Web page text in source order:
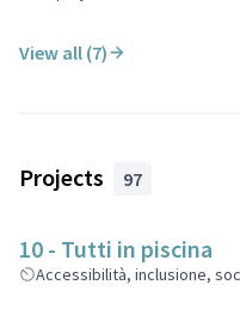
View all (7)
Projects 97
10 - Tutti in piscina
Accessibilità, inclusione,